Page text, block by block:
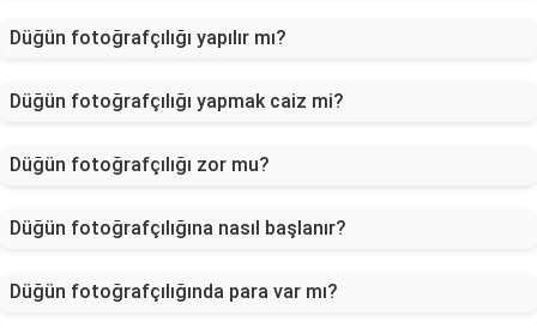
Düğün fotoğrafçılığı yapılır mı?
Düğün fotoğrafçılığı yapmak caiz mi?
Düğün fotoğrafçılığı zor mu?
Düğün fotoğrafçılığına nasıl başlanır?
Düğün fotoğrafçılığında para var mı?